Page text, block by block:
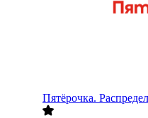
Пятёрочка.